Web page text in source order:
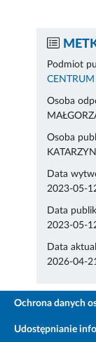
Podmiot
Osoba
Osoba
Data
2023-05-
Data
2023-05-
Data
2026-04-
Ochrona danych
Udostępnianie